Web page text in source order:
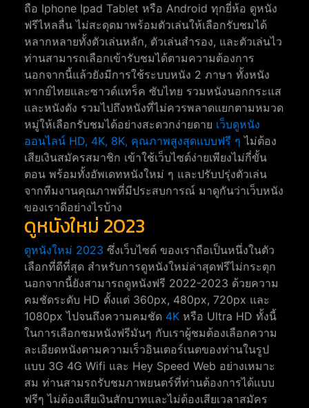
ถือ Iphone Ipad Tablet หรือ Android ทุกยี่ห้อ ดูหนัง
ฟรีไหลลื่น ไม่สะดุดมาพร้อมตัวเล่นให้เลือกรับชมได้
หลากหลายทั้งตัวเล่นหลัก, ตัวเล่นสำรอง, และตัวเล่นไว
ท่านสามารถเลือกเข้ารับชมได้ตามความต้องการ
นอกจากนี้แล้วยังมีการใช้ระบบหนัง 2 ภาษา ทั้งหนัง
พากย์ไทยและซาวด์แทร็ค ซับไทย รวมหนังนอกกระแส
และหนังดัง รวมไปถึงหนังที่ไม่ควรพลาดแยกตามหมวด
หมู่ให้เลือกรับชมได้อย่างสะดวกง่ายดาย เว็บดูหนัง
ออนไลน์ HD, 4K, 8K, คุณภาพสูงสุดแบบฟรี ๆ ไม่ต้อง
เสียเงินสมัครสมาชิก เข้าใช้เว็บไซต์ง่ายเพียงไม่กี่ขั้น
ตอน พร้อมทั้งอัพเดทหนังใหม่ ๆ และปรับปรุ่งตัวเล่น
จากทีมงานคุณภาพที่มีประสบการณ์ มาดูกันว่าเว็บหนัง
ของเราดีอย่างไรบ้าง
ดูหนังใหม่ 2023
ดูหนังใหม่ 2023 ซึ่งเว็บไซต์ ของเราถือเป็นหนึ่งในตัว
เลือกที่ดีที่สุด สำหรับการดูหนังใหม่ล่าสุดฟรีไม่กระตุก
นอกจากนี้ยังสามารถดูหนังฟรี 2022-2023 ด้วยความ
คมชัดระดับ HD ตั้งแต่ 360px, 480px, 720px และ
1080px ไปจนถึงความคมชัด 4K หรือ Ultra HD ทั้งนี้
ในการเลือกชมหนังฟรีมันๆ กับเราผู้ชมต้องเลือกความ
ละเอียดหนังตามความเร็วอินเตอร์เนตของท่านในรูป
แบบ 3G 4G Wifi และ Hey Speed Web อย่างเหมาะ
สม ท่านสามรถรับชมภาพยนตร์ที่ท่านต้องการได้แบบ
ฟรีๆ ไม่ต้องเสียเงินสักบาทและไม่ต้องเสียเวลาสมัคร